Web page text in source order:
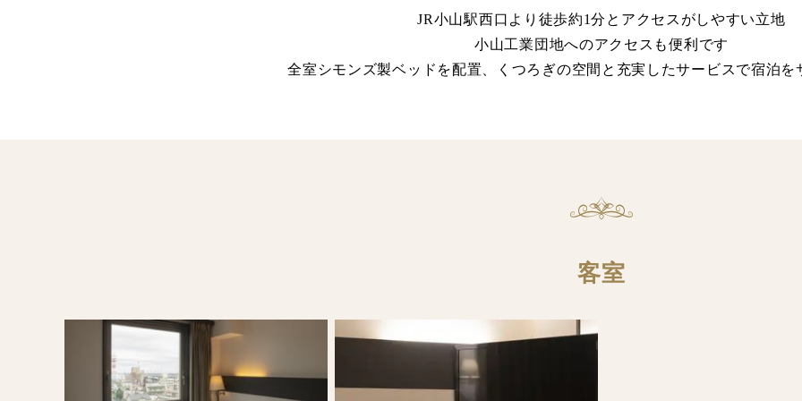
JR小山駅西口より徒歩約1分とアクセスがしやすい立地
小山工業団地へのアクセスも便利です
全室シモンズ製ベッドを配置、くつろぎの空間と充実したサービスで宿泊を
客室